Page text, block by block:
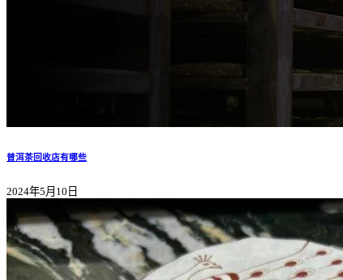
普洱茶回收店有哪些
2024年5月10日